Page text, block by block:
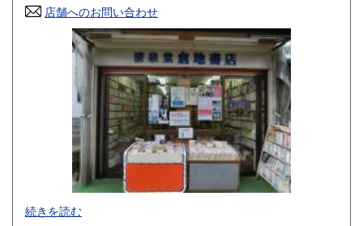
高知県 430円
430円 長崎県
430円 大分県
430円 鹿児島県
430円
店舗へのお問い合わせ
創業明治35年 元大阪堀江
続きを読む